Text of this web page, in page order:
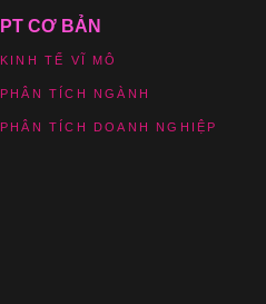
PT CƠ BẢN
KINH TẾ VĨ MÔ
PHÂN TÍCH NGÀNH
PHÂN TÍCH DOANH NGHIỆP